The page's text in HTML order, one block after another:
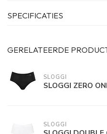
SPECIFICATIES
GERELATEERDE
SLOGGI
SLOGGI ZERO
SLOGGI